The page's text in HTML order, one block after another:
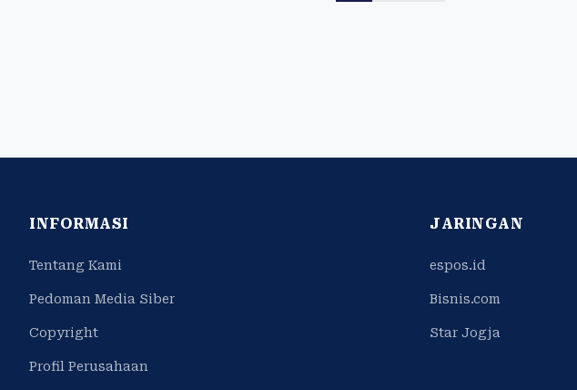
INFORMASI
Tentang Kami
Pedoman Media Siber
Copyright
Profil Perusahaan
JARINGAN
espos.id
Bisnis.com
Star Jogja